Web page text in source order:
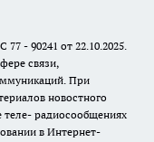
- 90241 от 22.10.2025.
связи,
При
новостного
теле- радиосообщениях
в Интернет-